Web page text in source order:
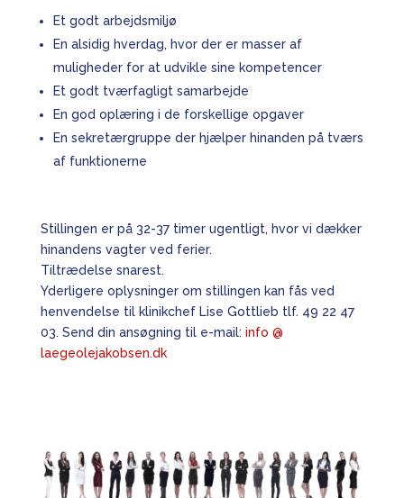
Et godt arbejdsmiljø
En alsidig hverdag, hvor der er masser af
muligheder for at udvikle sine kompetencer
Et godt tværfagligt samarbejde
En god oplæring i de forskellige opgaver
En sekretærgruppe der hjælper hinanden på tværs
af funktionerne
Stillingen er på 32-37 timer ugentligt, hvor vi dækker
hinandens vagter ved ferier.
Tiltrædelse snarest.
Yderligere oplysninger om stillingen kan fås ved
henvendelse til klinikchef Lise Gottlieb tlf. 49 22 47
03. Send din ansøgning til e-mail: info @
laegeolejakobsen.dk